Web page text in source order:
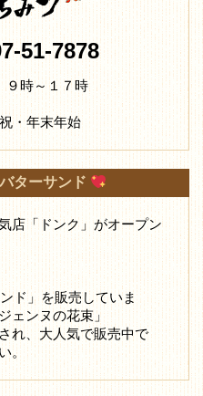
51-7878
時～１７時
・年末年始
ターサンド
店「ドンク」がオープン
ド」を販売していま
ェンヌの花束」
れ、大人気で販売中で
。